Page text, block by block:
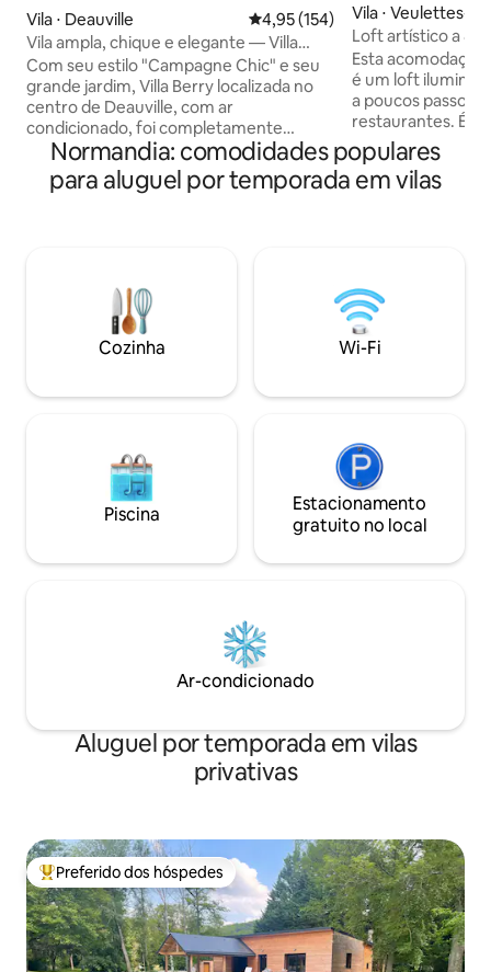
Vila ⋅ Deauville 4,95 de uma avaliação média de
4,95 (154)
Vila ampla, chique e elegante — Villa
Berry
Com seu estilo "Campagne Chic" e seu
grande jardim, Villa Berry localizada no
centro de Deauville, com ar
condicionado, foi completamente
renovada por um renomado arquiteto.
Esta casa anglo-normanda de 1900 se
beneficia de um belo jardim virado para
localizada a apenas 400 metros do mar
em Deauville, recebe você para estadias
com amigos, familiares, seminários ou
fins de semana.
Vila ⋅ Veulettes-
Loft artístico a
jacuzzi
Esta
é um loft
a poucos passos
restaurantes. É o
de semana
relaxante. A 15
das falésias da
15 min de Veules-
St-Valery-en-
golfe 10 min do
Normandia: comodidades populares
para aluguel por temporada em vilas
Cozinha Wi-Fi
Piscina
Estacionamento
gratuito no local
Ar-condicionado
Aluguel por temporada em vilas
privativas
Entre os melhores preferidos dos hóspedes
Preferido dos hóspedes